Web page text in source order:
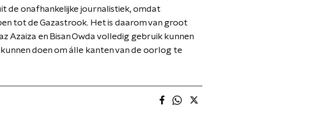
de onafhankelijke journalistiek, omdat
tot de Gazastrook. Het is daarom van groot
Azaiza en Bisan Owda volledig gebruik kunnen
doen om álle kanten van de oorlog te